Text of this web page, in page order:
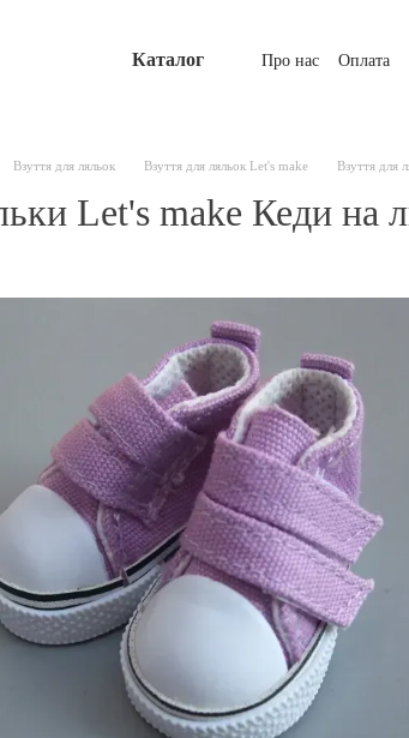
Каталог Про нас Оплата
Взуття для ляльок Взуття для ляльок Let's make Взуття для
Let's make Кеди на